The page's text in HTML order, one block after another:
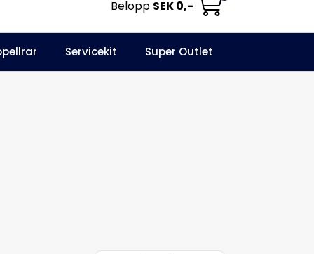
Informationscenter Favoriter Logga in
Belopp SEK 0,-
Servicekit Super Outlet